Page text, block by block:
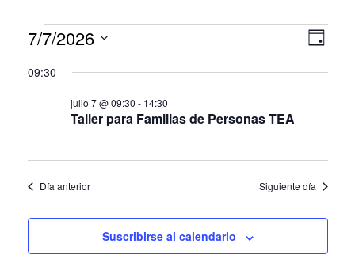
de
de
Día
7/7/2026
09:30
Taller para Familias de Personas TEA
julio 7 @ 09:30 - 14:30
Día anterior Siguiente día
Suscribirse al calendario